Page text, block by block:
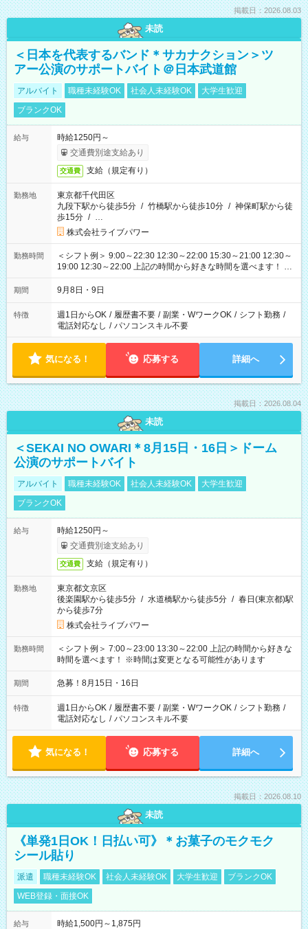
掲載日：2026.08.03
未読
＜日本を代表するバンド＊サカナクション＞ツ
アー公演のサポートバイト＠日本武道館
アルバイト 職種未経験OK 社会人未経験OK
大学生歓迎
ブランクOK
給与
時給1250円～
交通費別途支給あり
交通費 支給（規定有り）
勤務地
東京都千代田区
九段下駅から徒歩5分 / 竹橋駅から徒歩10分 / 神保町駅から徒
歩15分 / …
株式会社ライブパワー
勤務時間
＜シフト例＞ 9:00～22:30 12:30～22:00 15:30～21:00 12:30～
19:00 12:30～22:00 上記の時間から好きな時間を選べます！ ※
時間は変更となる可能性があります
期間 9月8日・9日
特徴 週1日からOK / 履歴書不要 / 副業・WワークOK / シフト勤務 /
電話対応なし / パソコンスキル不要
気になる！ 応募する 詳細へ
掲載日：2026.08.04
未読
＜SEKAI NO OWARI＊8月15日・16日＞ドーム
公演のサポートバイト
アルバイト 職種未経験OK 社会人未経験OK
大学生歓迎
ブランクOK
給与
時給1250円～
交通費別途支給あり
交通費 支給（規定有り）
勤務地
東京都文京区
後楽園駅から徒歩5分 / 水道橋駅から徒歩5分 / 春日(東京都)駅
から徒歩7分
株式会社ライブパワー
勤務時間
＜シフト例＞ 7:00～23:00 13:30～22:00 上記の時間から好きな
時間を選べます！ ※時間は変更となる可能性があります
期間 急募！8月15日・16日
特徴 週1日からOK / 履歴書不要 / 副業・WワークOK / シフト勤務 /
電話対応なし / パソコンスキル不要
気になる！ 応募する 詳細へ
掲載日：2026.08.10
未読
《単発1日OK！日払い可》＊お菓子のモクモク
シール貼り
派遣 職種未経験OK 社会人未経験OK 大学生歓迎
ブランクOK
WEB登録・面接OK
給与 時給1,500円～1,875円